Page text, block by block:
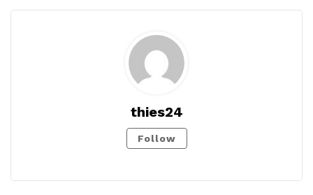
thies24
Follow